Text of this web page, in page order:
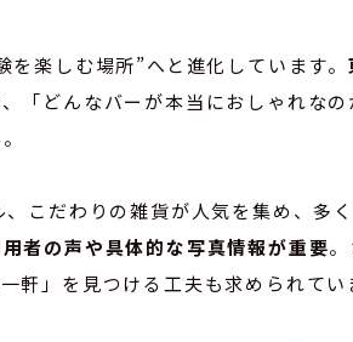
楽しむ場所”へと進化しています。
「どんなバーが本当におしゃれな
こだわりの雑貨が人気を集め、多
者の声や具体的な写真情報が重要
軒」を見つける工夫も求められてい